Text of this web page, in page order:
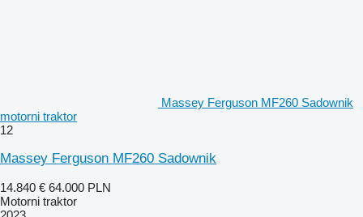
Massey Ferguson MF260 Sadownik
motorni traktor
12
Massey Ferguson MF260 Sadownik
14.840 € 64.000 PLN
Motorni traktor